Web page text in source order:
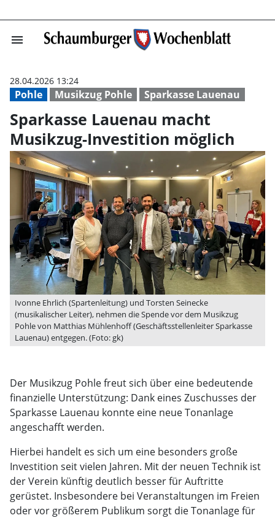
menu Sparkasse
Pohle Musikzug Pohle Sparkasse Lauenau
28.04.2026 13:24
Sparkasse Lauenau macht
Musikzug-Investition möglich
Ivonne Ehrlich (Spartenleitung) und Torsten Seinecke
(musikalischer Leiter), nehmen die Spende vor dem Musikzug
Pohle von Matthias Mühlenhoff (Geschäftsstellenleiter Sparkasse
Lauenau) entgegen. (Foto: gk)
Der Musikzug Pohle freut sich über eine bedeutende
finanzielle Unterstützung: Dank eines Zuschusses der
Sparkasse Lauenau konnte eine neue Tonanlage
angeschafft werden.
Hierbei handelt es sich um eine besonders große
Investition seit vielen Jahren. Mit der neuen Technik ist
der Verein künftig deutlich besser für Auftritte
gerüstet. Insbesondere bei Veranstaltungen im Freien
oder vor größerem Publikum sorgt die Tonanlage für